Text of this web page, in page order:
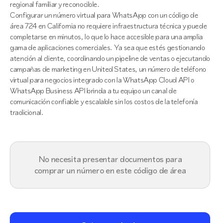
regional familiar y reconocible.
Configurar un número virtual para WhatsApp con un código de
área 724 en California no requiere infraestructura técnica y puede
completarse en minutos, lo que lo hace accesible para una amplia
gama de aplicaciones comerciales. Ya sea que estés gestionando
atención al cliente, coordinando un pipeline de ventas o ejecutando
campañas de marketing en United States, un número de teléfono
virtual para negocios integrado con la WhatsApp Cloud API o
WhatsApp Business API brinda a tu equipo un canal de
comunicación confiable y escalable sin los costos de la telefonía
tradicional.
No necesita presentar documentos para
comprar un número en este código de área